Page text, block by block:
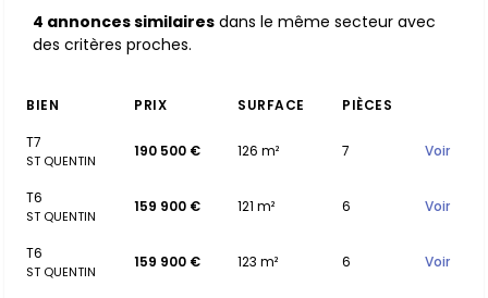
4 annonces similaires dans le même secteur avec
des critères proches.
BIEN PRIX SURFACE
PIÈCES
T7
ST QUENTIN
190 500 € 126 m² 7 Voir
T6
ST QUENTIN
159 900 € 121 m² 6 Voir
T6
ST QUENTIN
159 900 € 123 m² 6 Voir